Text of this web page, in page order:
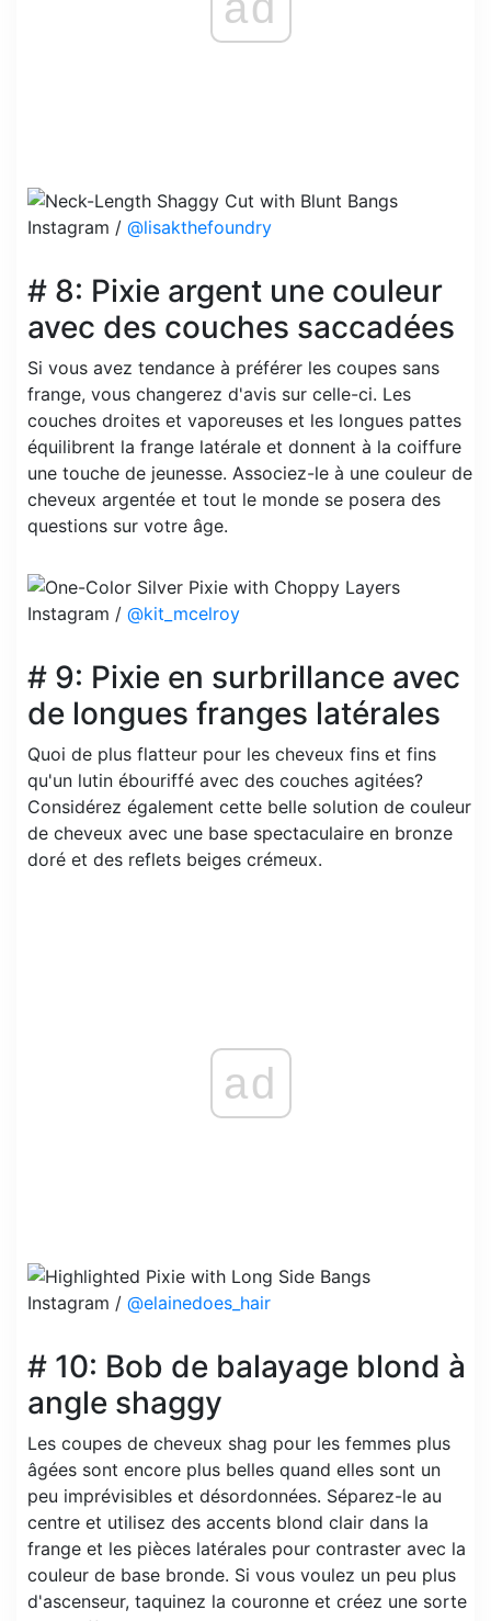
Instagram / @lisakthefoundry
# 8: Pixie argent une couleur
avec des couches saccadées
Si vous avez tendance à préférer les coupes sans
frange, vous changerez d'avis sur celle-ci. Les
couches droites et vaporeuses et les longues pattes
équilibrent la frange latérale et donnent à la coiffure
une touche de jeunesse. Associez-le à une couleur de
cheveux argentée et tout le monde se posera des
questions sur votre âge.
Instagram / @kit_mcelroy
# 9: Pixie en surbrillance avec
de longues franges latérales
Quoi de plus flatteur pour les cheveux fins et fins
qu'un lutin ébouriffé avec des couches agitées?
Considérez également cette belle solution de couleur
de cheveux avec une base spectaculaire en bronze
doré et des reflets beiges crémeux.
ad
Instagram / @elainedoes_hair
# 10: Bob de balayage blond à
angle shaggy
Les coupes de cheveux shag pour les femmes plus
âgées sont encore plus belles quand elles sont un
peu imprévisibles et désordonnées. Séparez-le au
centre et utilisez des accents blond clair dans la
frange et les pièces latérales pour contraster avec la
couleur de base bronde. Si vous voulez un peu plus
d'ascenseur, taquinez la couronne et créez une sorte